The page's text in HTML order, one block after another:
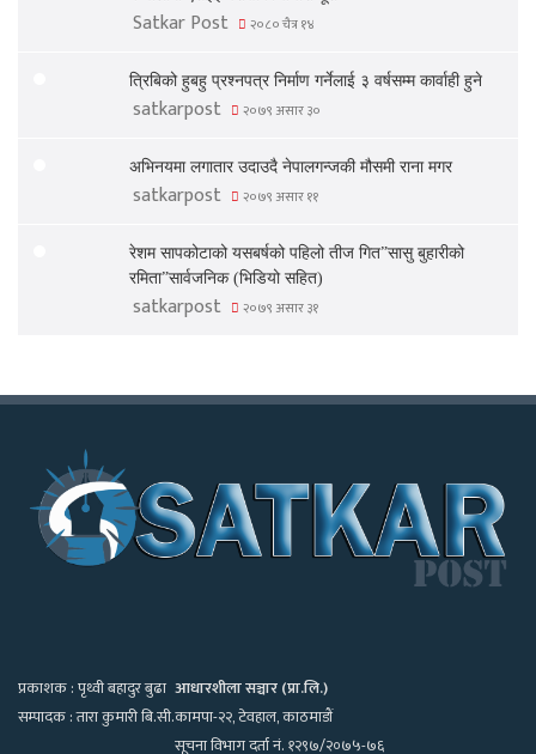
Satkar Post २०८० चैत्र १४
त्रिबिको हुबहु प्रश्नपत्र निर्माण गर्नेलाई ३ वर्षसम्म कार्वाही हुने
satkarpost २०७९ असार ३०
अभिनयमा लगातार उदाउदै नेपालगन्जकी मौसमी राना मगर
satkarpost २०७९ असार ११
रेशम सापकोटाको यसबर्षको पहिलो तीज गित”सासु बुहारीको
रमिता”सार्वजनिक (भिडियो सहित)
satkarpost २०७९ असार ३१
प्रकाशक : पृथ्वी बहादुर बुढा
सम्पादक : तारा कुमारी बि.सी.
आधारशीला सञ्चार (प्रा.लि.)
कामपा-२२, टेवहाल, काठमाडाैं
सूचना विभाग दर्ता नं. १२९७/२०७५-७६